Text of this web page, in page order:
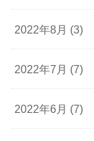
2022年8月 (3)
2022年7月 (7)
2022年6月 (7)